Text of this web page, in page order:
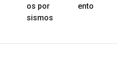
os por
sismos
ento